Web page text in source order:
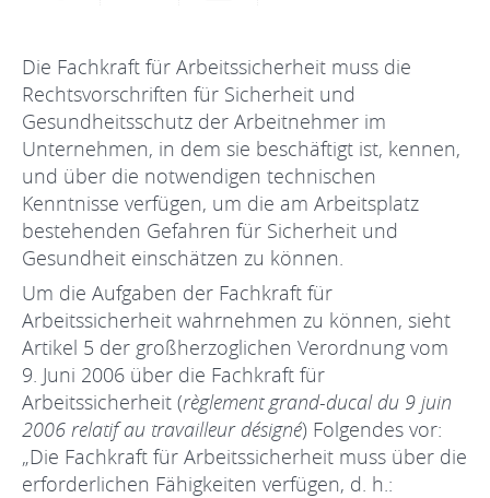
Die Fachkraft für Arbeitssicherheit muss die
Rechtsvorschriften für Sicherheit und
Gesundheitsschutz der Arbeitnehmer im
Unternehmen, in dem sie beschäftigt ist, kennen,
und über die notwendigen technischen
Kenntnisse verfügen, um die am Arbeitsplatz
bestehenden Gefahren für Sicherheit und
Gesundheit einschätzen zu können.
Um die Aufgaben der Fachkraft für
Arbeitssicherheit wahrnehmen zu können, sieht
Artikel 5 der großherzoglichen Verordnung vom
9. Juni 2006 über die Fachkraft für
Arbeitssicherheit (règlement grand-ducal du 9 juin
2006 relatif au travailleur désigné) Folgendes vor:
„Die Fachkraft für Arbeitssicherheit muss über die
erforderlichen Fähigkeiten verfügen, d. h.: